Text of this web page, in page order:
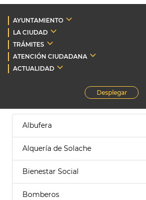
AYUNTAMIENTO
LA CIUDAD
TRÁMITES
ATENCIÓN CIUDADANA
ACTUALIDAD
Desplegar
Albufera
Alquería de Solache
Bienestar Social
Bomberos